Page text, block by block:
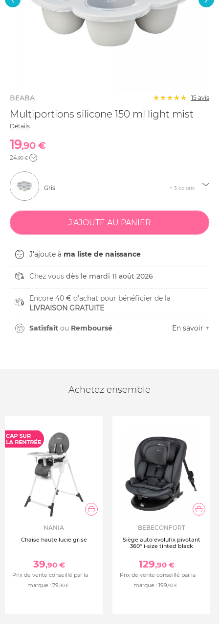
BEABA 15 avis
Multiportions silicone 150 ml light mist
Détails
19,90 €
24,90 €
Gris + 3 coloris
J'ajoute à ma liste de naissance
Chez vous dès le mardi 11 août 2026
Encore 40 € d'achat pour bénéficier de la
LIVRAISON GRATUITE
Satisfait ou Remboursé En savoir +
Achetez ensemble
NANIA
Chaise haute lucie grise
39,90 €
Prix de vente conseillé par la
marque : 79,90 €
BEBECONFORT
Siège auto evolufix pivotant
360° i-size tinted black
129,90 €
Prix de vente conseillé par la
marque : 199,90 €